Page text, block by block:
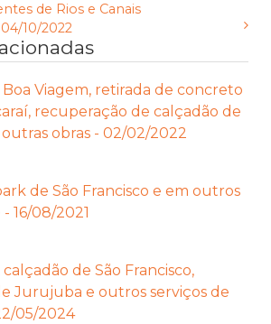
de Rios e Canais
10/2022
Viagem, retirada de concreto
recuperação de calçadão de
outras obras - 02/02/2022
de São Francisco e em outros
16/08/2021
de São Francisco,
Jurujuba e outros serviços de
05/2024